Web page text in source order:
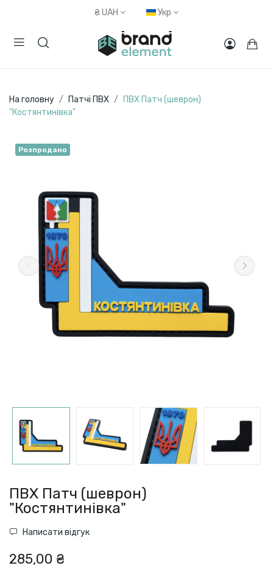
₴ UAH Укр
На головну Патчі ПВХ
ПВХ Патч (шеврон)
"Костянтинівка"
Розпродано
ПВХ Патч (шеврон)
"Костянтинівка"
Написати відгук
285,00 ₴